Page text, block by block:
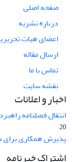
صفحه اصلی
درباره نشریه
اعضای هیات
ارسال مقاله
تماس با ما
نقشه سایت
اخبار و اعلانات
انتقال فصلنامه
20
پذیرش همکاری برای
اشتراک خبرنامه